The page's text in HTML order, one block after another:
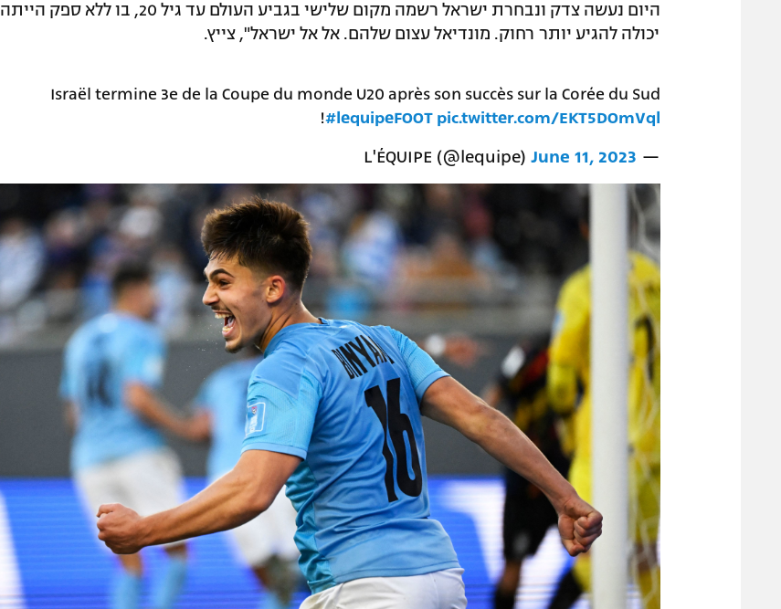
היום נעשה צדק ונבחרת ישראל רשמה מקום שלישי בגביע העולם עד גיל 20, בו ללא ספק הייתה
יכולה להגיע יותר רחוק. מונדיאל עצום שלהם. אל אל ישראל", צייץ.
Israël termine 3e de la Coupe du monde U20 après son succès sur la Corée du Sud
!#lequipeFOOT pic.twitter.com/EKT5DOmVql
— L'ÉQUIPE (@lequipe)
June 11, 2023